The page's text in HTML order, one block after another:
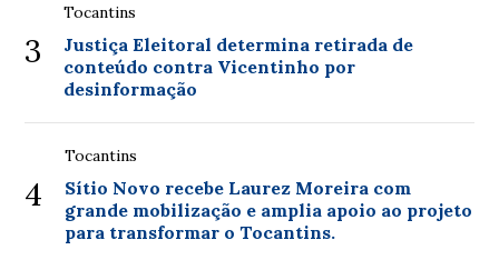
3
Tocantins
Justiça Eleitoral determina retirada de
conteúdo contra Vicentinho por
desinformação
4
Tocantins
Sítio Novo recebe Laurez Moreira com
grande mobilização e amplia apoio ao projeto
para transformar o Tocantins.